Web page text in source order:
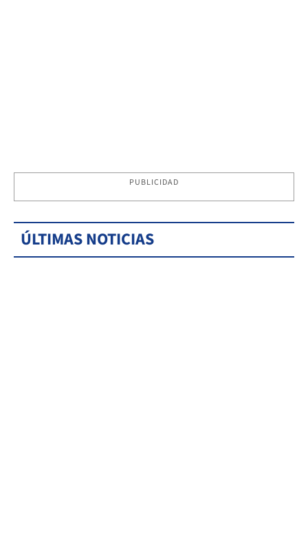
PUBLICIDAD
ÚLTIMAS NOTICIAS